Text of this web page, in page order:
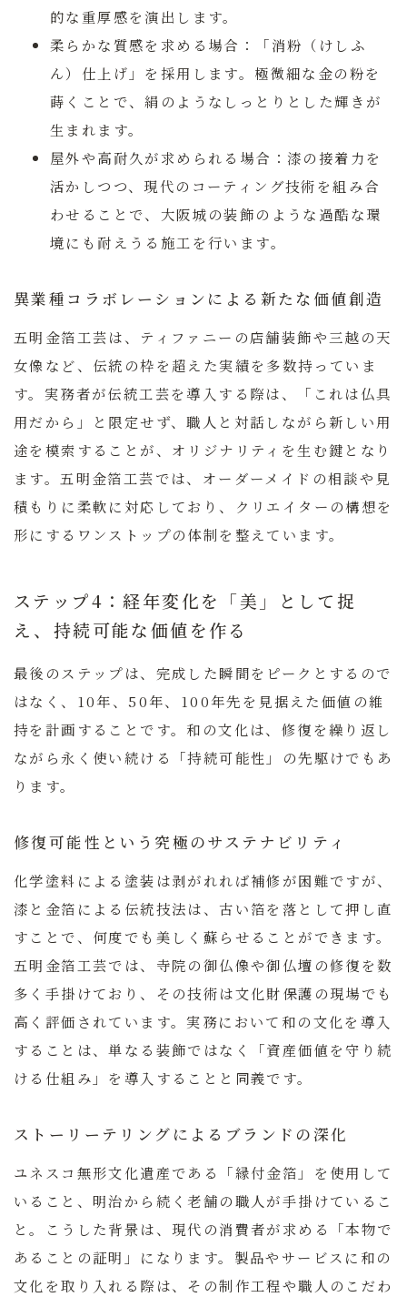
的な重厚感を演出します。
柔らかな質感を求める場合：
「消粉（けしふ
ん）仕上げ」を採用します。極微細な金の粉を
蒔くことで、絹のようなしっとりとした輝きが
生まれます。
屋外や高耐久が求められる場合： 漆の接着力を
活かしつつ、現代のコーティング技術を組み合
わせることで、大阪城の装飾のような過酷な環
境にも耐えうる施工を行います。
異業種コラボレーションによる新たな価値創造
五明金箔工芸は、ティファニーの店舗装飾や三越の天
女像など、伝統の枠を超えた実績を多数持っていま
す。実務者が伝統工芸を導入する際は、「これは仏具
用だから」と限定せず、職人と対話しながら新しい用
途を模索することが、オリジナリティを生む鍵となり
ます。五明金箔工芸では、オーダーメイドの相談や見
積もりに柔軟に対応しており、クリエイターの構想を
形にするワンストップの体制を整えています。
ステップ4：経年変化を「美」として捉
え、持続可能な価値を作る
最後のステップは、完成した瞬間をピークとするので
はなく、10年、50年、100年先を見据えた価値の維
持を計画することです。和の文化は、修復を繰り返し
ながら永く使い続ける「持続可能性」の先駆けでもあ
ります。
修復可能性という究極のサステナビリティ
化学塗料による塗装は剥がれれば補修が困難ですが、
漆と金箔による伝統技法は、古い箔を落として押し直
すことで、何度でも美しく蘇らせることができます。
五明金箔工芸では、寺院の御仏像や御仏壇の修復を数
多く手掛けており、その技術は文化財保護の現場でも
高く評価されています。実務において和の文化を導入
することは、単なる装飾ではなく「資産価値を守り続
ける仕組み」を導入することと同義です。
ストーリーテリングによるブランドの深化
ユネスコ無形文化遺産である「縁付金箔」を使用して
いること、明治から続く老舗の職人が手掛けているこ
と。こうした背景は、現代の消費者が求める「本物で
あることの証明」になります。製品やサービスに和の
文化を取り入れる際は、その制作工程や職人のこだわ